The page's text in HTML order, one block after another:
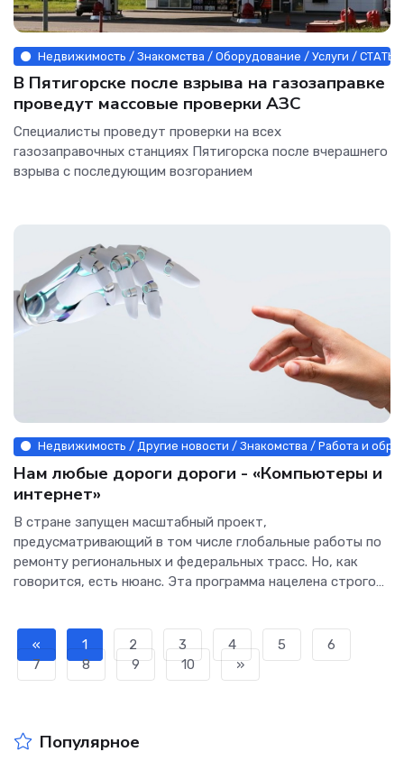
Недвижимость / Знакомства / Оборудование / Услуги /
В Пятигорске после взрыва на газозаправке
проведут массовые проверки АЗС
Специалисты проведут проверки на всех
газозаправочных станциях Пятигорска после вчерашнего
взрыва с последующим возгоранием
Недвижимость / Другие новости / Знакомства / Работа и
Нам любые дороги дороги - «Компьютеры и
интернет»
В стране запущен масштабный проект,
предусматривающий в том числе глобальные работы по
ремонту региональных и федеральных трасс. Но, как
говорится, есть нюанс. Эта программа нацелена строго
« 1 2 3 4 5
6
7
8 9 10 »
Популярное